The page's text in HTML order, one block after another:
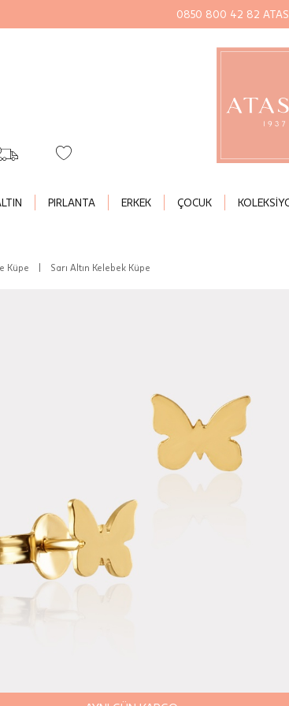
0850 800 42 82
PIRLANTA ERKEK ÇOCUK
Küpe Sarı Altın Kelebek Küpe
16:00 arasında verilen siparişler için